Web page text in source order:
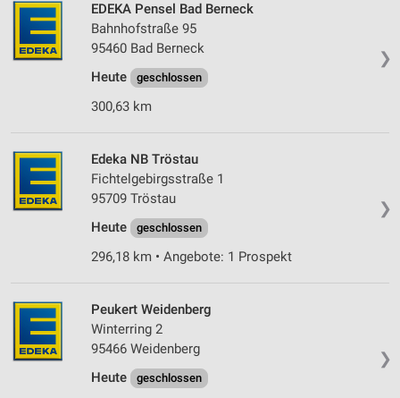
❯
EDEKA Pensel Bad Berneck
Bahnhofstraße 95
95460 Bad Berneck
Heute
geschlossen
300,63 km
❯
Edeka NB Tröstau
Fichtelgebirgsstraße 1
95709 Tröstau
Heute
geschlossen
296,18 km • Angebote: 1 Prospekt
❯
Peukert Weidenberg
Winterring 2
95466 Weidenberg
Heute
geschlossen